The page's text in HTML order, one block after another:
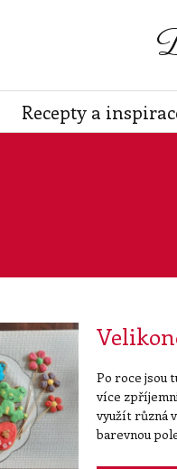
Recepty a
Po roce jsou
více
využít různá
barevnou